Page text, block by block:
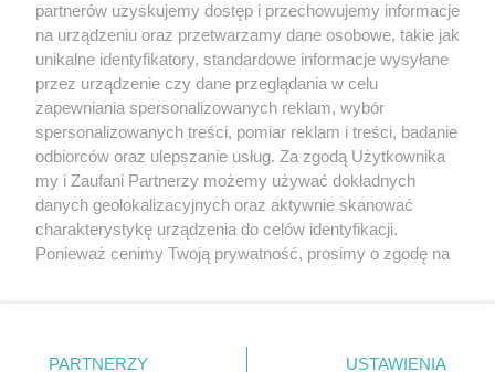
Pokaż więcej
Reklama Tematy Archiwum artykułów
partnerów uzyskujemy dostęp i przechowujemy informacje
na urządzeniu oraz przetwarzamy dane osobowe, takie jak
unikalne identyfikatory, standardowe informacje wysyłane
przez urządzenie czy dane przeglądania w celu
zapewniania spersonalizowanych reklam, wybór
spersonalizowanych treści, pomiar reklam i treści, badanie
odbiorców oraz ulepszanie usług. Za zgodą Użytkownika
my i Zaufani Partnerzy możemy używać dokładnych
danych geolokalizacyjnych oraz aktywnie skanować
charakterystykę urządzenia do celów identyfikacji.
Ponieważ cenimy Twoją prywatność, prosimy o zgodę na
znajdujący się w lewym dolnym rogu strony
. Niektóre
PARTNERZY USTAWIENIA